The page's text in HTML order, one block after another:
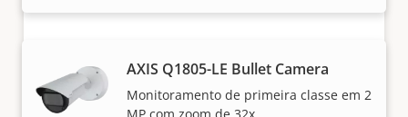
AXIS Q1805-LE Bullet Camera
Monitoramento de primeira classe em 2
MP com zoom de 32x
Quer comprar produtos Axis?